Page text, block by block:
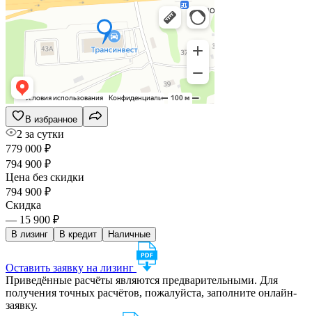
В избранное
2 за сутки
779 000 ₽
794 900 ₽
Цена без скидки
794 900 ₽
Скидка
— 15 900 ₽
В лизинг В кредит Наличные
Оставить заявку на лизинг
Приведённые расчёты являются предварительными. Для
получения точных расчётов, пожалуйста, заполните онлайн-
заявку.